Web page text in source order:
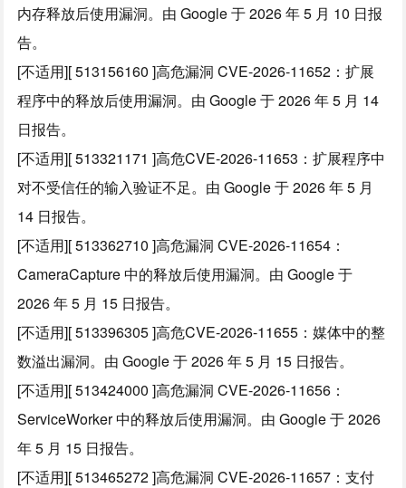
内存释放后使用漏洞。由 Google 于 2026 年 5 月 10 日报
告。
[不适用][ 513156160 ]高危漏洞 CVE-2026-11652：扩展
程序中的释放后使用漏洞。由 Google 于 2026 年 5 月 14
日报告。
[不适用][ 513321171 ]高危CVE-2026-11653：扩展程序中
对不受信任的输入验证不足。由 Google 于 2026 年 5 月
14 日报告。
[不适用][ 513362710 ]高危漏洞 CVE-2026-11654：
CameraCapture 中的释放后使用漏洞。由 Google 于
2026 年 5 月 15 日报告。
[不适用][ 513396305 ]高危CVE-2026-11655：媒体中的整
数溢出漏洞。由 Google 于 2026 年 5 月 15 日报告。
[不适用][ 513424000 ]高危漏洞 CVE-2026-11656：
ServiceWorker 中的释放后使用漏洞。由 Google 于 2026
年 5 月 15 日报告。
[不适用][ 513465272 ]高危漏洞 CVE-2026-11657：支付